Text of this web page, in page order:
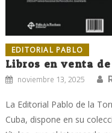
EDITORIAL PABLO
Libros en venta
noviembre 13, 2025
La Editorial Pablo de la
Cuba, dispone en su